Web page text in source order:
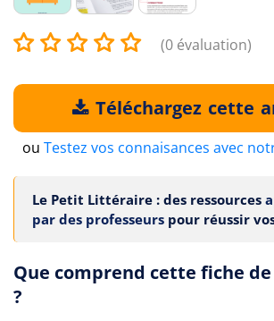
(0 évaluation)
Téléchargez cette
ou Testez vos connaisances avec
Le Petit Littéraire : des ressources
par des professeurs pour réussir
Que comprend cette fiche
?